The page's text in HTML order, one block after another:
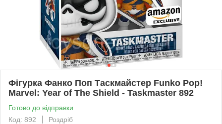
Фігурка Фанко Поп Таскмайстер Funko Pop!
Marvel: Year of The Shield - Taskmaster 892
Готово до відправки
Код: 892
Роздріб